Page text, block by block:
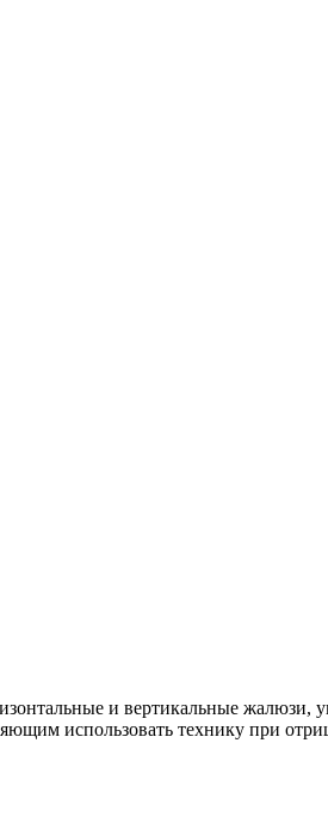
и вертикальные жалюзи,
использовать технику при